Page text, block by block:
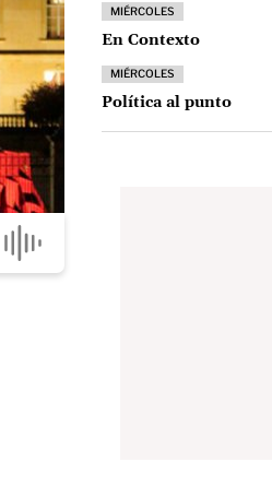
MIÉRCOLES
En Contexto
MIÉRCOLES
Política al punto